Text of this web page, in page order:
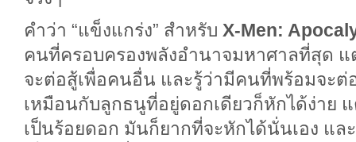
คำว่า “แข็งแกร่ง” สำหรับ X-Men:
คนที่ครอบครองพลังอำนาจมหาศาลที่สุด
จะต่อสู้เพื่อคนอื่น และรู้ว่ามีคนที่พร้อมจะต่
เหมือนกับลูกธนูที่อยู่ดอกเดียวก็หักได้ง่าย
เป็นร้อยดอก มันก็ยากที่จะหักได้นั่นเอง แ